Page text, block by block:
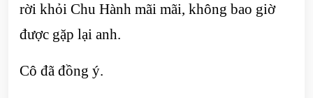
rời khỏi Chu Hành mãi mãi, không bao giờ
được gặp lại anh.
Cô đã đồng ý.